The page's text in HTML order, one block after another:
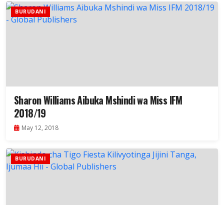
BURUDANI
Sharon Williams Aibuka Mshindi wa Miss IFM
2018/19
May 12, 2018
BURUDANI